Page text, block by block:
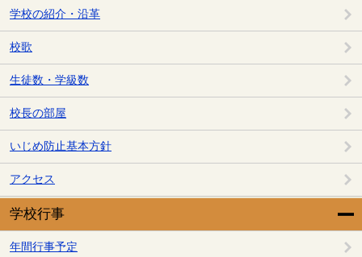
学校の紹介・沿革
校歌
生徒数・学級数
校長の部屋
いじめ防止基本方針
アクセス
学校行事
年間行事予定